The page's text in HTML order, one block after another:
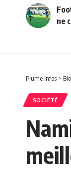
ne
Plume Infos >
SOCIÉTÉ